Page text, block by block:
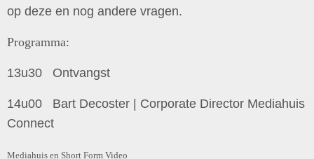
op deze en nog andere vragen.
Programma:
13u30 Ontvangst
14u00 Bart Decoster | Corporate Director Mediahuis
Connect
Mediahuis en Short Form Video